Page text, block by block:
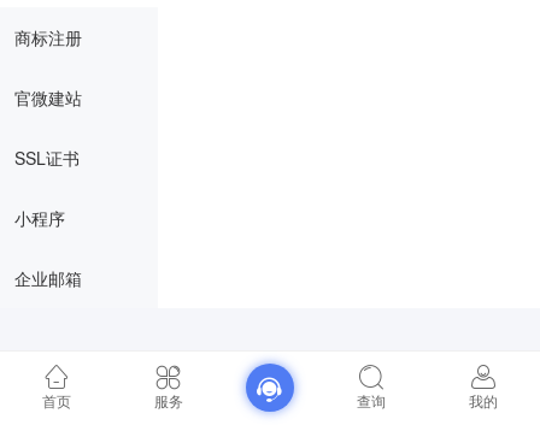
商标注册
官微建站
SSL证书
小程序
企业邮箱
首页 服务 查询 我的